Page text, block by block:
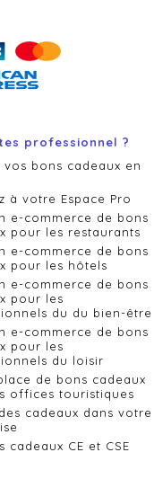
professionnel ?
vos bons cadeaux en
à votre Espace Pro
e-commerce de bons
pour les restaurants
e-commerce de bons
pour les hôtels
e-commerce de bons
pour les
du du bien-être
e-commerce de bons
pour les
du loisir
de bons cadeaux
offices touristiques
cadeaux dans votre
cadeaux CE et CSE